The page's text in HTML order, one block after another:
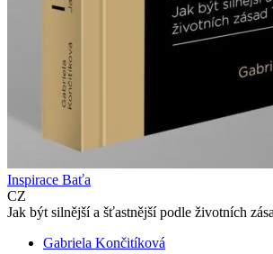
Inspirace Baťa
CZ
Jak být silnější a šťastnější podle životních
Gabriela Končitíková